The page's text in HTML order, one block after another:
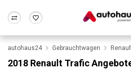
Wir bewerten dein Auto
Alle Fragen &
Rund um die
autohaus24 Gebrauchtwagen
2018 Renault Trafic